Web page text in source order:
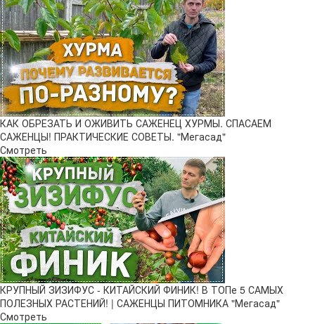
КАК ОБРЕЗАТЬ И ОЖИВИТЬ САЖЕНЕЦ ХУРМЫ. СПАСАЕМ
САЖЕНЦЫ! ПРАКТИЧЕСКИЕ СОВЕТЫ. "Мегасад"
Смотреть
КРУПНЫЙ ЗИЗИФУС - КИТАЙСКИЙ ФИНИК! В ТОПе 5 САМЫХ
ПОЛЕЗНЫХ РАСТЕНИЙ! | САЖЕНЦЫ ПИТОМНИКА "Мегасад"
Смотреть